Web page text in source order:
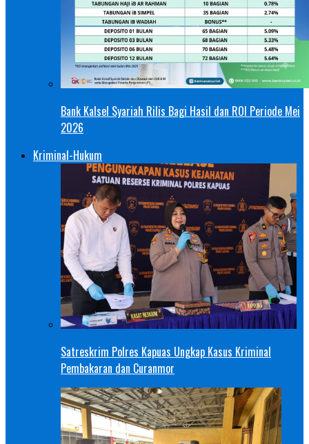
Bank Kalsel Syariah Rilis Bagi Hasil dan ROI Periode Mei
2026
Kriminal-Hukum
Satreskrim Polres Kapuas Ungkap Kasus Kriminal
Pembakaran dan Curanmor